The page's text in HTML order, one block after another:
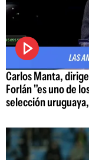
Carlos Manta,
Forlán "es uno de
selección